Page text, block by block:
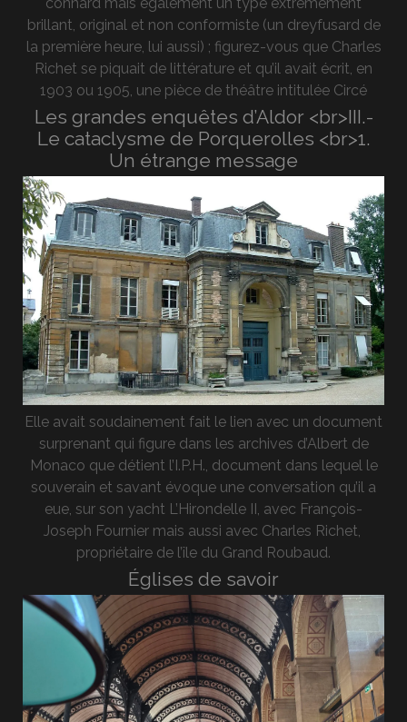
brillant, original et non conformiste (un dreyfusard de
la première heure, lui aussi) ; figurez-vous que Charles
Richet se piquait de littérature et qu’il avait écrit, en
1903 ou 1905, une pièce de théâtre intitulée Circé
Les grandes enquêtes d’Aldor <br>III.-
Le cataclysme de Porquerolles <br>1.
Un étrange message
Elle avait soudainement fait le lien avec un document
surprenant qui figure dans les archives d’Albert de
Monaco que détient l’I.P.H., document dans lequel le
souverain et savant évoque une conversation qu’il a
eue, sur son yacht L’Hirondelle II, avec François-
Joseph Fournier mais aussi avec Charles Richet,
propriétaire de l’île du Grand Roubaud.
Églises de savoir